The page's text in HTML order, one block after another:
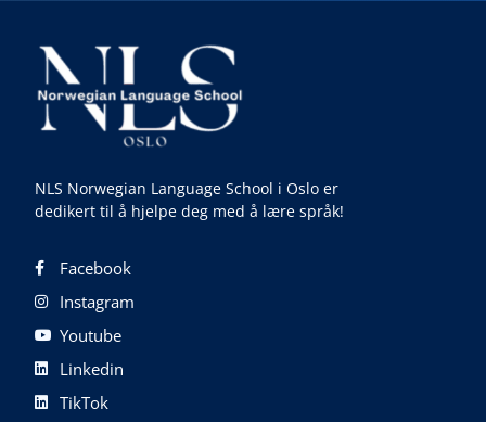
NLS Norwegian Language School i Oslo er
dedikert til å hjelpe deg med å lære språk!
Facebook
Instagram
Youtube
Linkedin
TikTok